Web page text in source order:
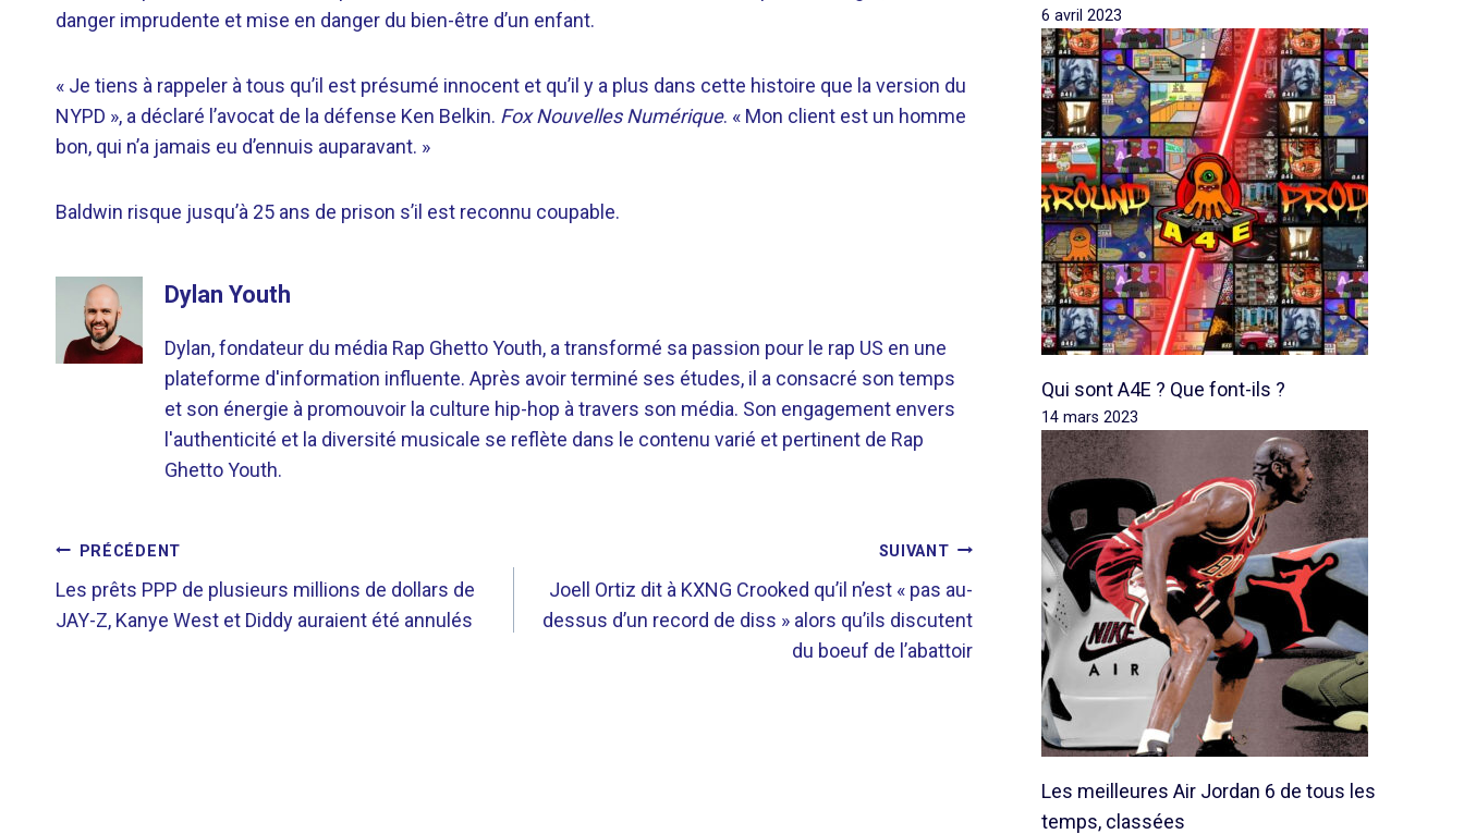
danger imprudente et mise en danger du bien-être d’un enfant.
« Je tiens à rappeler à tous qu’il est présumé innocent et qu’il y a plus dans cette histoire que la version du
NYPD », a déclaré l’avocat de la défense Ken Belkin. Fox Nouvelles Numérique. « Mon client est un homme
bon, qui n’a jamais eu d’ennuis auparavant. »
Baldwin risque jusqu’à 25 ans de prison s’il est reconnu coupable.
Dylan Youth
Dylan, fondateur du média Rap Ghetto Youth, a transformé sa passion pour le rap US en une
plateforme d'information influente. Après avoir terminé ses études, il a consacré son temps
et son énergie à promouvoir la culture hip-hop à travers son média. Son engagement envers
l'authenticité et la diversité musicale se reflète dans le contenu varié et pertinent de Rap
Ghetto Youth.
NAVIGATION
DE
PRÉCÉDENT
Les prêts PPP de plusieurs millions de dollars de
JAY-Z, Kanye West et Diddy auraient été annulés
SUIVANT
Joell Ortiz dit à KXNG Crooked qu’il n’est « pas au-
dessus d’un record de diss » alors qu’ils discutent
du boeuf de l’abattoir
6 avril 2023
Qui sont A4E ? Que font-ils ?
14 mars 2023
Les meilleures Air Jordan 6 de tous les
temps, classées